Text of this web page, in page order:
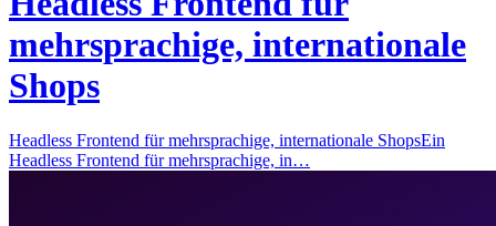
mehrsprachige, internationale
Shops
Headless Frontend für mehrsprachige, internationale ShopsEin
Headless Frontend für mehrsprachige, in…